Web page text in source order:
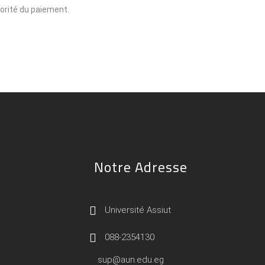
du paiement.
Notre Adresse
Université Assiut
088-2354130
sup@aun.edu.eg